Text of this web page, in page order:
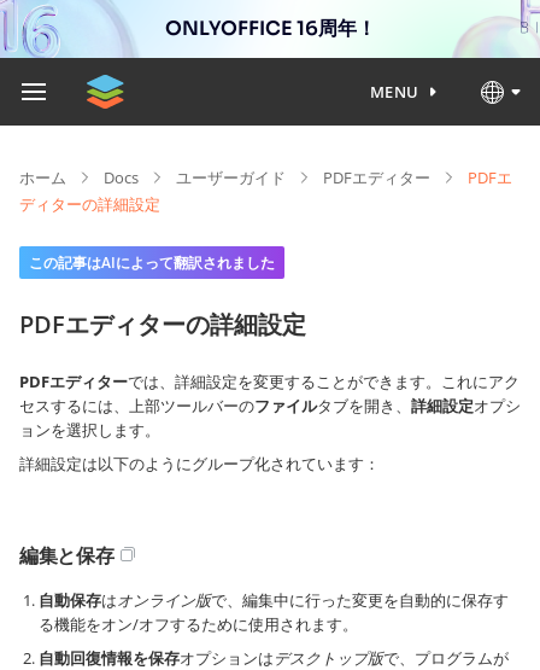
ONLYOFFICE 16周年！
MENU
ホーム Docs ユーザーガイド PDFエディター
PDFエ
ディターの詳細設定
この記事はAIによって翻訳されました
PDFエディターの詳細設定
PDFエディターでは、詳細設定を変更することができます。これにアク
セスするには、上部ツールバーのファイルタブを開き、 詳細設定オプシ
ョンを選択します。
詳細設定は以下のようにグループ化されています：
編集と保存
自動保存はオンライン版で、編集中に行った変更を自動的に保存す
る機能をオン/オフするために使用されます。
自動回復情報を保存オプションはデスクトップ版で、プログラムが